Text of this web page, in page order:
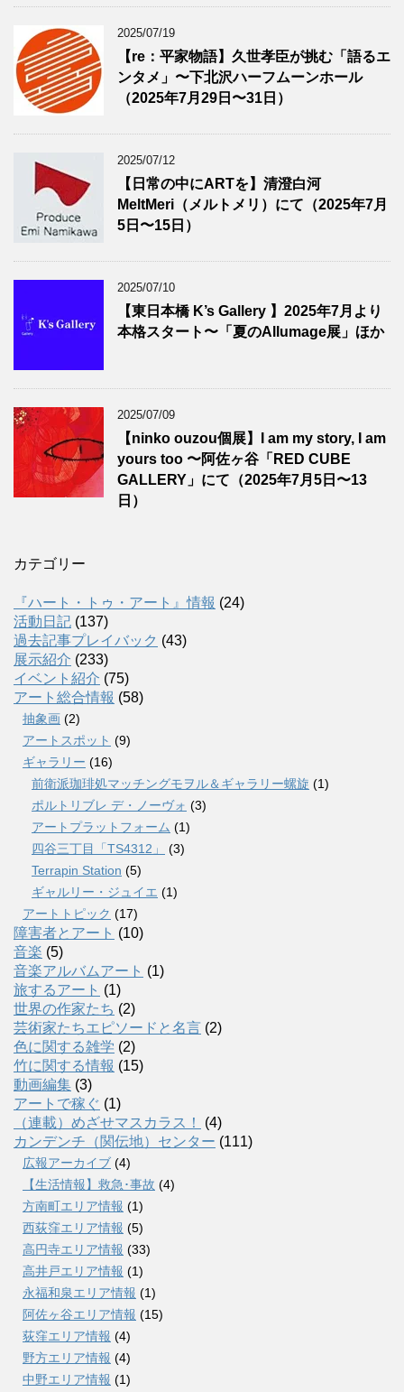
2025/07/19
【re：平家物語】久世孝臣が挑む「語るエ
ンタメ」〜下北沢ハーフムーンホール
（2025年7月29日〜31日）
2025/07/12
【日常の中にARTを】清澄白河
MeltMeri（メルトメリ）にて（2025年7月
5日〜15日）
2025/07/10
【東日本橋 K’s Gallery 】2025年7月より
本格スタート〜「夏のAllumage展」ほか
2025/07/09
【ninko ouzou個展】I am my story, I am
yours too 〜阿佐ヶ谷「RED CUBE
GALLERY」にて（2025年7月5日〜13
日）
カテゴリー
『ハート・トゥ・アート』情報 (24)
活動日記 (137)
過去記事プレイバック (43)
展示紹介 (233)
イベント紹介 (75)
アート総合情報 (58)
抽象画 (2)
アートスポット (9)
ギャラリー (16)
前衛派珈琲処マッチングモヲル＆ギャラリー螺旋 (1)
ポルトリブレ デ・ノーヴォ (3)
アートプラットフォーム (1)
四谷三丁目「TS4312」
(3)
Terrapin Station (5)
ギャルリー・ジュイエ (1)
アートトピック (17)
障害者とアート (10)
音楽 (5)
音楽アルバムアート (1)
旅するアート (1)
世界の作家たち (2)
芸術家たちエピソードと名言 (2)
色に関する雑学 (2)
竹に関する情報 (15)
動画編集 (3)
アートで稼ぐ (1)
（連載）めざせマスカラス！
(4)
カンデンチ（関伝地）センター (111)
広報アーカイブ (4)
【生活情報】救急･事故 (4)
方南町エリア情報 (1)
西荻窪エリア情報 (5)
高円寺エリア情報 (33)
高井戸エリア情報 (1)
永福和泉エリア情報 (1)
阿佐ヶ谷エリア情報 (15)
荻窪エリア情報 (4)
野方エリア情報 (4)
中野エリア情報 (1)